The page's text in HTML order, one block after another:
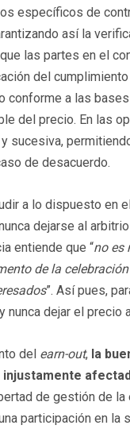
específicos de
así la
las partes en el
del
conforme a las
del precio. En las
sucesiva,
de desacuerdo.
a lo dispuesto en
dejarse al
entiende que “no es
de la
”. Así pues,
dejar el precio
del earn-out, la
de gestión de
participación en